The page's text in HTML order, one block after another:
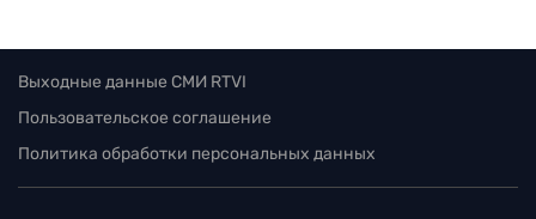
Выходные данные СМИ RTVI
Пользовательское соглашение
Политика обработки персональных данных